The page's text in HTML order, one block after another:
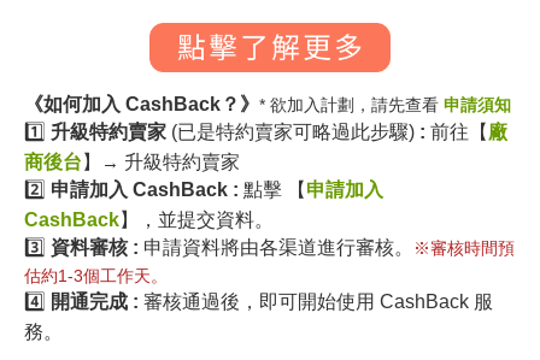
《如何加入 CashBack？》 * 欲加入計劃，請先查看 申請須知
1️⃣ 升級特約賣家 (已是特約賣家可略過此步驟) : 前往 【 廠
商後台 】 → 升級特約賣家
2️⃣ 申請加入 CashBack : 點擊 【 申請加入
CashBack】
，並提交資料。
3️⃣ 資料審核 : 申請資料將由各渠道進行審核。
※審核時間預
估約1-3個工作天。
4️⃣ 開通完成 : 審核通過後，即可開始使用 CashBack 服
務。